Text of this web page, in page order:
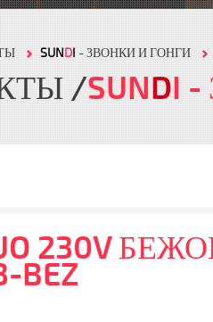
SUNDI - ЗВОНКИ И ГОНГИ
SUNDI -
230V
BEZ